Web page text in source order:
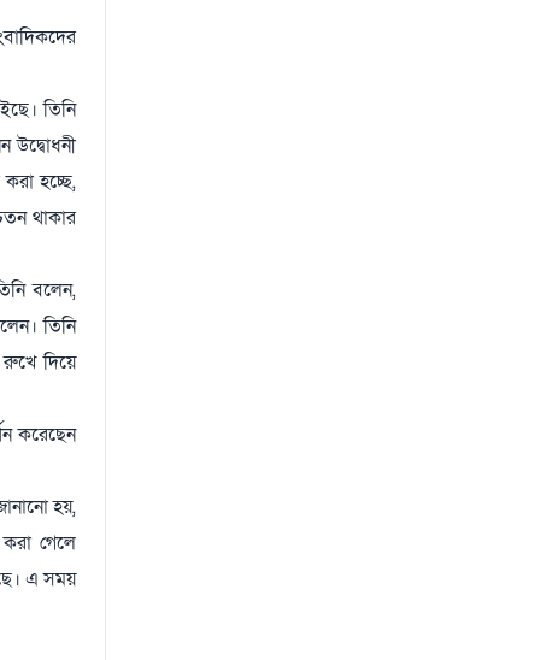
তিনি
উদ্বোধনী
হচ্ছে,
থাকার
বলেন,
তিনি
দিয়ে
করেছেন
হয়,
গেলে
এ সময়